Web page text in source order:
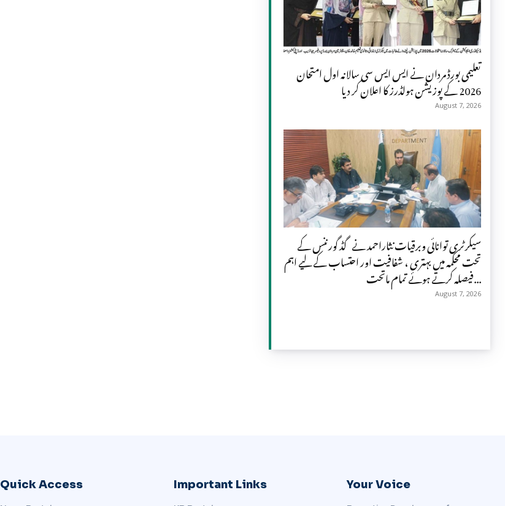
تعلیمی بورڈ مردان نے ایس ایس سی سالانہ اول امتحان
2026 کے پوزیشن ہولڈرز کا اعلان کر دیا
August 7, 2026
سیکرٹری توانائی وبرقیات نثاراحمد نے گڈ گورننس کے
تحت محکمہ میں بہتری ، شفافیت اور احتساب کے لیے اہم
فیصلہ کرتے ہوئے تمام ماتحت...
August 7, 2026
Quick Access Important Links Your Voice